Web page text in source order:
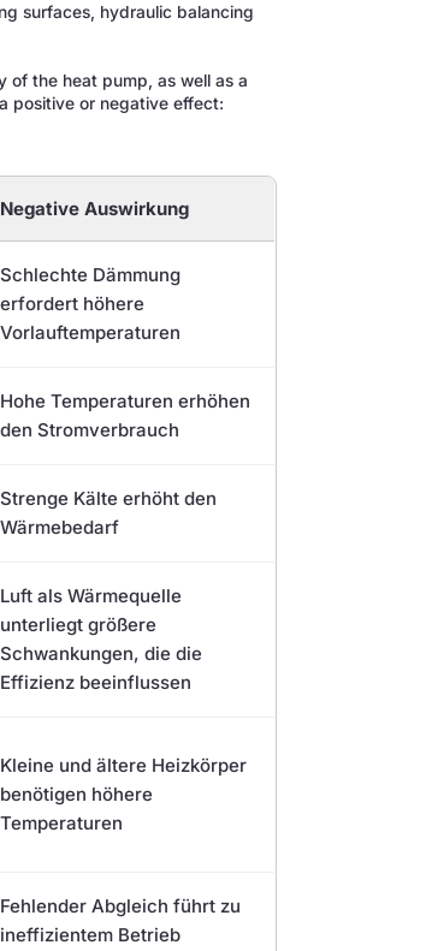
surfaces, hydraulic balancing
of the heat pump, as well as a
positive or negative effect:
Negative Auswirkung
Schlechte Dämmung
erfordert höhere
Vorlauftemperaturen
Hohe Temperaturen erhöhen
den Stromverbrauch
Strenge Kälte erhöht den
Wärmebedarf
Luft als Wärmequelle
unterliegt größere
Schwankungen, die die
Effizienz beeinflussen
Kleine und ältere Heizkörper
benötigen höhere
Temperaturen
Fehlender Abgleich führt zu
ineffizientem Betrieb